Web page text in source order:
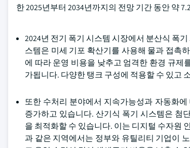
한 2025년부터 2034년까지의 전망 기간 동안 약
2024년 전기 폭기 시스템 시장에서 분산식 폭
스템은 미세 기포 확산기를 사용해 물과 접촉
에 따라 운영 비용을 낮추고 엄격한 환경 규제
가됩니다. 다양한 탱크 구성에 적용할 수 있고
또한 수처리 분야에서 지속가능성과 자동화
증가하고 있습니다. 산기식 폭기 시스템은 첨
을 최적화할 수 있습니다. 이는 디지털 수자원
과 같은 지역에서는 정부와 유틸리티 기업이